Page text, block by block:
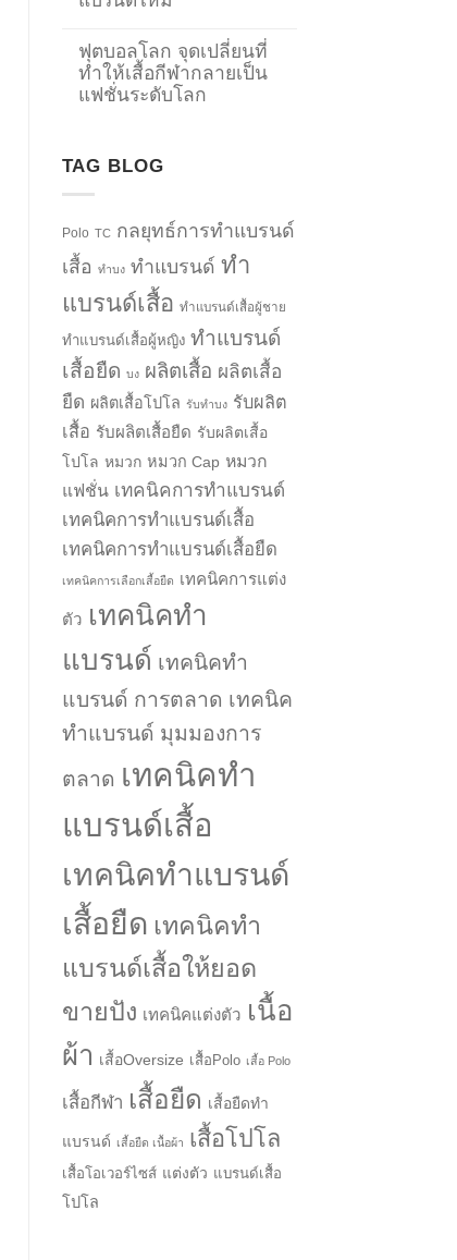
ฟุตบอลโลก จุดเปลี่ยนที่
ทำให้เสื้อกีฬากลายเป็น
แฟชั่นระดับโลก
TAG BLOG
Polo TC กลยุทธ์การทำแบรนด์
เสื้อ ทำบง ทำแบรนด์ ทำ
แบรนด์เสื้อ ทำแบรนด์เสื้อผู้ชาย
ทำแบรนด์เสื้อผู้หญิง ทำแบรนด์
เสื้อยืด บง ผลิตเสื้อ ผลิตเสื้อ
ยืด ผลิตเสื้อโปโล รับทำบง รับผลิต
เสื้อ รับผลิตเสื้อยืด รับผลิตเสื้อ
โปโล หมวก หมวก Cap หมวก
แฟชั่น เทคนิคการทำแบรนด์
เทคนิคการทำแบรนด์เสื้อ
เทคนิคการทำแบรนด์เสื้อยืด
เทคนิคการเลือกเสื้อยืด เทคนิคการแต่ง
ตัว เทคนิคทำ
แบรนด์ เทคนิคทำ
แบรนด์ การตลาด เทคนิค
ทำแบรนด์ มุมมองการ
ตลาด เทคนิคทำ
แบรนด์เสื้อ
เทคนิคทำแบรนด์
เสื้อยืด เทคนิคทำ
แบรนด์เสื้อให้ยอด
ขายปัง เทคนิคแต่งตัว เนื้อ
ผ้า เสื้อOversize เสื้อPolo เสื้อ Polo
เสื้อกีฬา เสื้อยืด เสื้อยืดทำ
แบรนด์ เสื้อยืด เนื้อผ้า เสื้อโปโล
เสื้อโอเวอร์ไซส์ แต่งตัว แบรนด์เสื้อ
โปโล